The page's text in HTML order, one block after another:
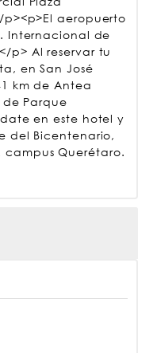
p><p>El aeropuerto
Internacional de
p> Al reservar tu
en San José
km de Antea
de Parque
en este hotel y
del Bicentenario,
campus Querétaro.